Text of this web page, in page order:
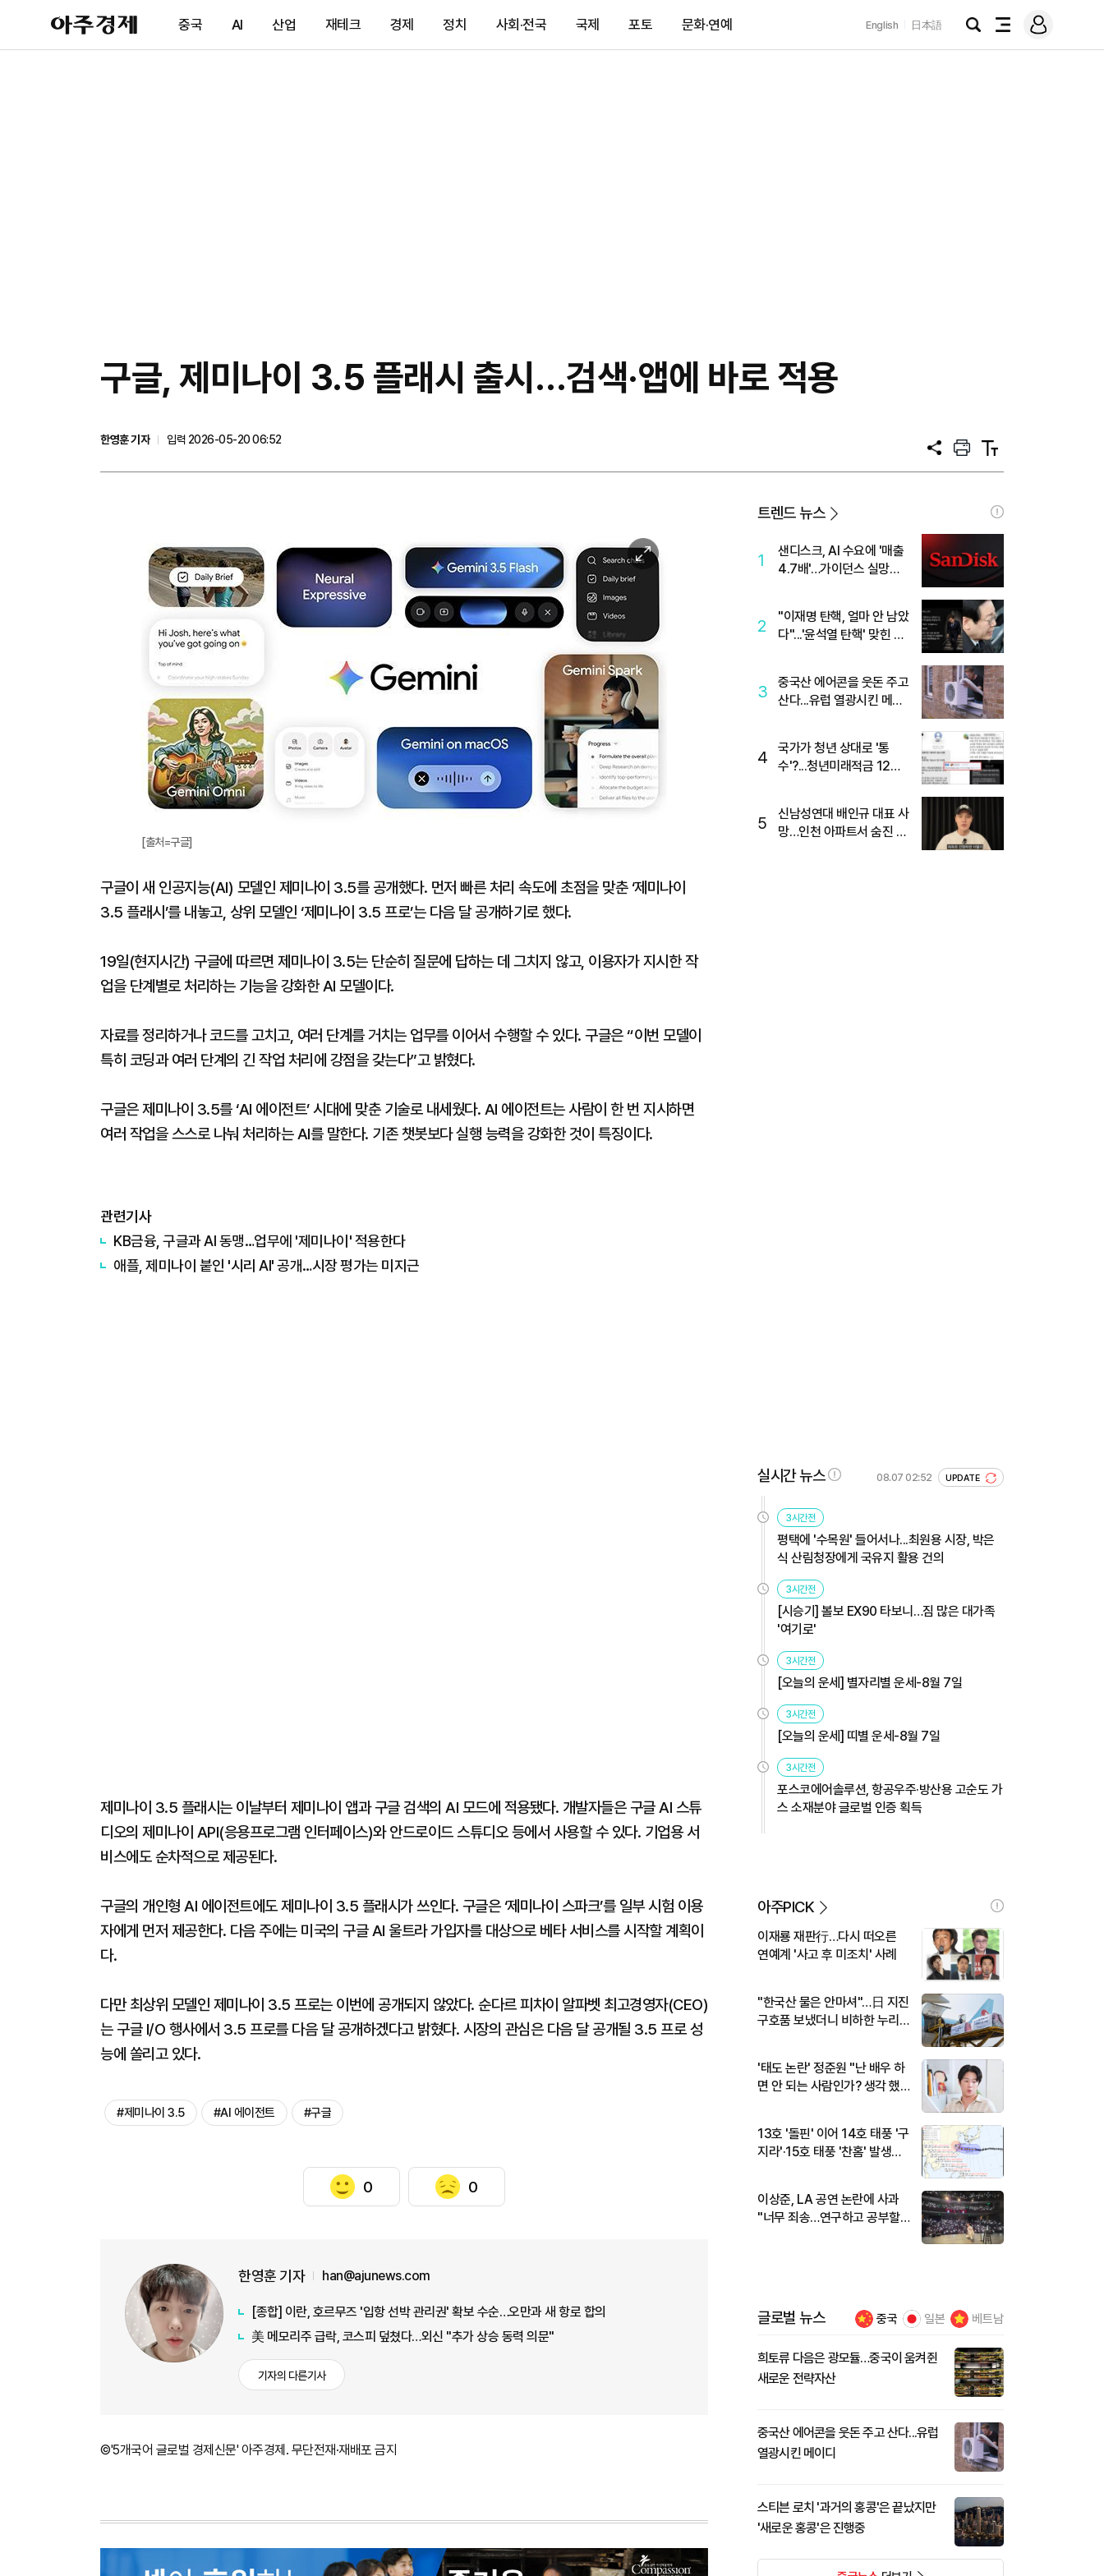
아
주
제
중국 AI 산업 재테크 경제 정치 사회·전국 국제 포토 문화·연예 English 日本語
검
전
메
그
구글, 제미나이 3.5 플래시 출시…검색·앱에 바로 적용
한영훈 기자
입력 2026-05-20 06:52
공
프
트
텍
트
이
미
지
대
[출처=구글]
구글이 새 인공지능(AI) 모델인 제미나이 3.5를 공개했다. 먼저 빠른 처리 속도에 초점을 맞춘 ‘제미나이
3.5 플래시’를 내놓고, 상위 모델인 ‘제미나이 3.5 프로’는 다음 달 공개하기로 했다.
19일(현지시간) 구글에 따르면 제미나이 3.5는 단순히 질문에 답하는 데 그치지 않고, 이용자가 지시한 작
업을 단계별로 처리하는 기능을 강화한 AI 모델이다.
자료를 정리하거나 코드를 고치고, 여러 단계를 거치는 업무를 이어서 수행할 수 있다. 구글은 “이번 모델이
특히 코딩과 여러 단계의 긴 작업 처리에 강점을 갖는다”고 밝혔다.
구글은 제미나이 3.5를 ‘AI 에이전트’ 시대에 맞춘 기술로 내세웠다. AI 에이전트는 사람이 한 번 지시하면
여러 작업을 스스로 나눠 처리하는 AI를 말한다. 기존 챗봇보다 실행 능력을 강화한 것이 특징이다.
관련기사
KB금융, 구글과 AI 동맹…업무에 '제미나이' 적용한다
애플, 제미나이 붙인 '시리 AI' 공개…시장 평가는 미지근
제미나이 3.5 플래시는 이날부터 제미나이 앱과 구글 검색의 AI 모드에 적용됐다. 개발자들은 구글 AI 스튜
디오의 제미나이 API(응용프로그램 인터페이스)와 안드로이드 스튜디오 등에서 사용할 수 있다. 기업용 서
비스에도 순차적으로 제공된다.
구글의 개인형 AI 에이전트에도 제미나이 3.5 플래시가 쓰인다. 구글은 ‘제미나이 스파크’를 일부 시험 이용
자에게 먼저 제공한다. 다음 주에는 미국의 구글 AI 울트라 가입자를 대상으로 베타 서비스를 시작할 계획이
다.
다만 최상위 모델인 제미나이 3.5 프로는 이번에 공개되지 않았다. 순다르 피차이 알파벳 최고경영자(CEO)
는 구글 I/O 행사에서 3.5 프로를 다음 달 공개하겠다고 밝혔다. 시장의 관심은 다음 달 공개될 3.5 프로 성
능에 쏠리고 있다.
#제미나이 3.5 #AI 에이전트 #구글
0 0
한영훈 기자 han@ajunews.com
[종합] 이란, 호르무즈 '입항 선박 관리권' 확보 수순…오만과 새 항로 합의
美 메모리주 급락, 코스피 덮쳤다…외신 "추가 상승 동력 의문"
기자의 다른기사
©'5개국어 글로벌 경제신문' 아주경제. 무단전재·재배포 금지
트렌드 뉴스
1
샌디스크, AI 수요에 '매출
4.7배'…가이던스 실망에
2
"이재명 탄핵, 얼마 안 남았
다"...'윤석열 탄핵' 맞힌 무
3
중국산 에어콘을 웃돈 주고
산다...유럽 열광시킨 메이
4
국가가 청년 상대로 '통
수'?...청년미래적금 12%
5
신남성연대 배인규 대표 사
망…인천 아파트서 숨진 채
실시간 뉴스 08.07 02:52 UPDATE
3시간전
평택에 '수목원' 들어서나...최원용 시장, 박은
식 산림청장에게 국유지 활용 건의
3시간전
[시승기] 볼보 EX90 타보니…짐 많은 대가족
'여기로'
3시간전
[오늘의 운세] 별자리별 운세-8월 7일
3시간전
[오늘의 운세] 띠별 운세-8월 7일
3시간전
포스코에어솔루션, 항공우주·방산용 고순도 가
스 소재분야 글로벌 인증 획득
아주PICK
이재룡 재판行…다시 떠오른
연예계 '사고 후 미조치' 사례
"한국산 물은 안마셔"…日 지진
구호품 보냈더니 비하한 누리
'태도 논란' 정준원 "난 배우 하
면 안 되는 사람인가? 생각 했
13호 '돌핀' 이어 14호 태풍 '구
지라'·15호 태풍 '찬홈' 발생…
이상준, LA 공연 논란에 사과
"너무 죄송…연구하고 공부할
글로벌 뉴스 중국 일본 베트남
희토류 다음은 광모듈…중국이 움켜쥔
새로운 전략자산
중국산 에어콘을 웃돈 주고 산다...유럽
열광시킨 메이디
스티븐 로치 '과거의 홍콩'은 끝났지만
'새로운 홍콩'은 진행중